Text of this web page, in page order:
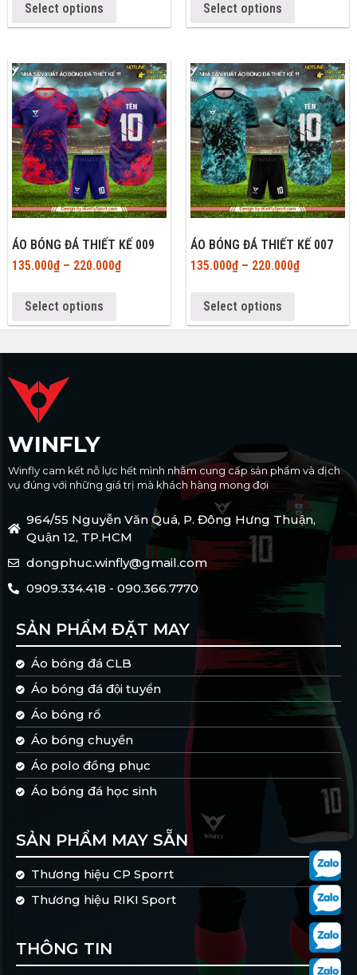
Select options Select options
ÁO BÓNG ĐÁ THIẾT KẾ 009
135.000₫– 220.000₫
Select options
ÁO BÓNG ĐÁ THIẾT KẾ 007
135.000₫– 220.000₫
Select options
WINFLY
Winfly cam kết nỗ lực hết mình nhằm cung cấp sản phẩm và dịch
vụ đúng với những giá trị mà khách hàng mong đợi
964/55 Nguyễn Văn Quá, P. Đông Hưng Thuận,
Quận 12, TP.HCM
dongphuc.winfly@gmail.com
0909.334.418 - 090.366.7770
SẢN PHẨM ĐẶT MAY
Áo bóng đá CLB
Áo bóng đá đội tuyển
Áo bóng rổ
Áo bóng chuyền
Áo polo đồng phục
Áo bóng đá học sinh
SẢN PHẨM MAY SẴN
Thương hiệu CP Sporrt
Thương hiệu RIKI Sport
THÔNG TIN